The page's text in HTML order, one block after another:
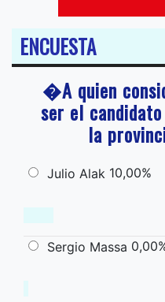
ENCUESTA
�A quien
ser el
la
Julio Alak 10,00%
Sergio Massa